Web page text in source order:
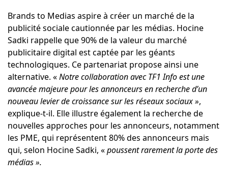
Brands to Medias aspire à créer un marché de la
publicité sociale cautionnée par les médias. Hocine
Sadki rappelle que 90% de la valeur du marché
publicitaire digital est captée par les géants
technologiques. Ce partenariat propose ainsi une
alternative. «Notre collaboration avec TF1 Info est une
avancée majeure pour les annonceurs en recherche d’un
nouveau levier de croissance sur les réseaux sociaux »,
explique-t-il. Elle illustre également la recherche de
nouvelles approches pour les annonceurs, notamment
les PME, qui représentent 80% des annonceurs mais
qui, selon Hocine Sadki, «poussent rarement la porte des
médias ».